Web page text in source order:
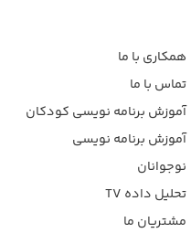
همکاری با ما
تماس با ما
آموزش برنامه نویسی کودکان
آموزش برنامه نویسی
نوجوانان
تحلیل داده TV
مشتریان ما